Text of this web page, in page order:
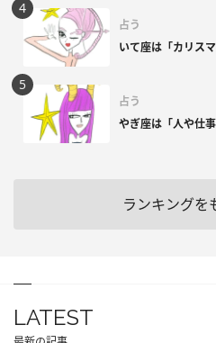
占う
いて座は「カリス
占う
やぎ座は「人や仕
ランキングを
LATEST